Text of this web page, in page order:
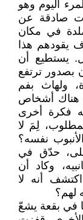
اليوم وهو
صادقة عن
في مكان
يقودهم هذا
يستطيع أن
بصدور ترتفع
ولهاث بفم
هناك أشخاص
فكرة أخرى
لِمَ لا
نفسه؟
حدّق في
وكاد أن
أنه لا
لهم؟
في بقعة يشعّ